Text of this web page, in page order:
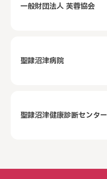
一般財団法人 芙蓉協会
聖隷沼津病院
聖隷沼津健康診断センター